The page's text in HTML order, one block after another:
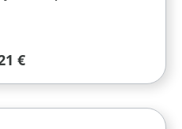
Preis:
€